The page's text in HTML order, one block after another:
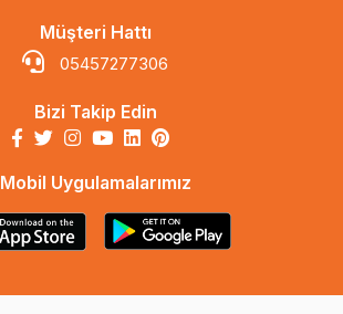
Müşteri Hattı
05457277306
Bizi Takip Edin
Mobil Uygulamalarımız